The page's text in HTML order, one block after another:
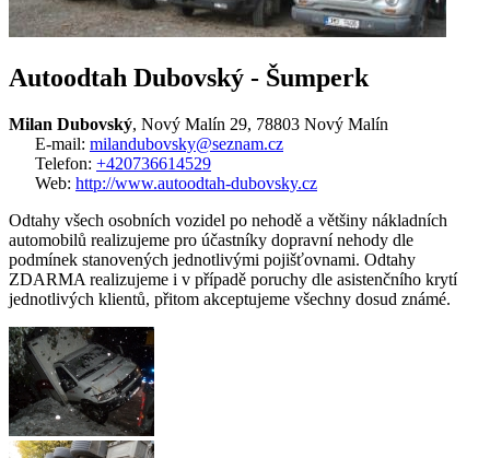
Autoodtah Dubovský - Šumperk
Milan Dubovský, Nový Malín 29, 78803 Nový Malín
E-mail: milandubovsky@seznam.cz
Telefon: +420736614529
Web: http://www.autoodtah-dubovsky.cz
Odtahy všech osobních vozidel po nehodě a většiny nákladních
automobilů realizujeme pro účastníky dopravní nehody dle
podmínek stanovených jednotlivými pojišťovnami. Odtahy
ZDARMA realizujeme i v případě poruchy dle asistenčního krytí
jednotlivých klientů, přitom akceptujeme všechny dosud známé.